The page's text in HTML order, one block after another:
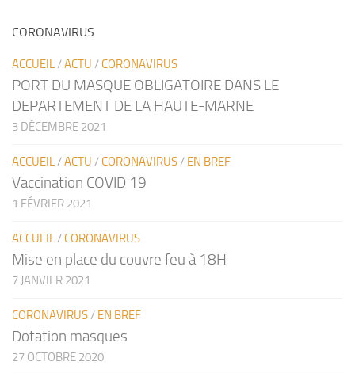
CORONAVIRUS
ACCUEIL/ACTU / CORONAVIRUS
PORT DU MASQUE OBLIGATOIRE DANS LE
DEPARTEMENT DE LA HAUTE-MARNE
3 DÉCEMBRE 2021
ACCUEIL/ACTU / CORONAVIRUS/ EN BREF
Vaccination COVID 19
1 FÉVRIER 2021
ACCUEIL/ CORONAVIRUS
Mise en place du couvre feu à 18H
7 JANVIER 2021
CORONAVIRUS/ EN BREF
Dotation masques
27 OCTOBRE 2020